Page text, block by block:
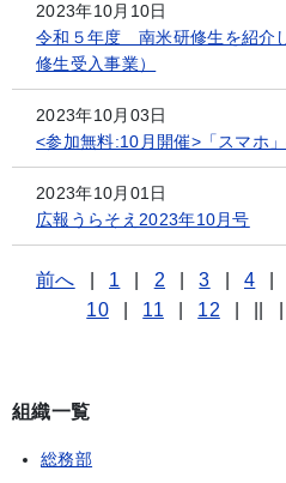
2023年10月10日
令和５年度 南米研修生を紹介
修生受入事業）
2023年10月03日
<参加無料:10月開催>「スマホ
2023年10月01日
広報うらそえ2023年10月号
前へ 1 2 3 4
10
11 12
組織一覧
総務部